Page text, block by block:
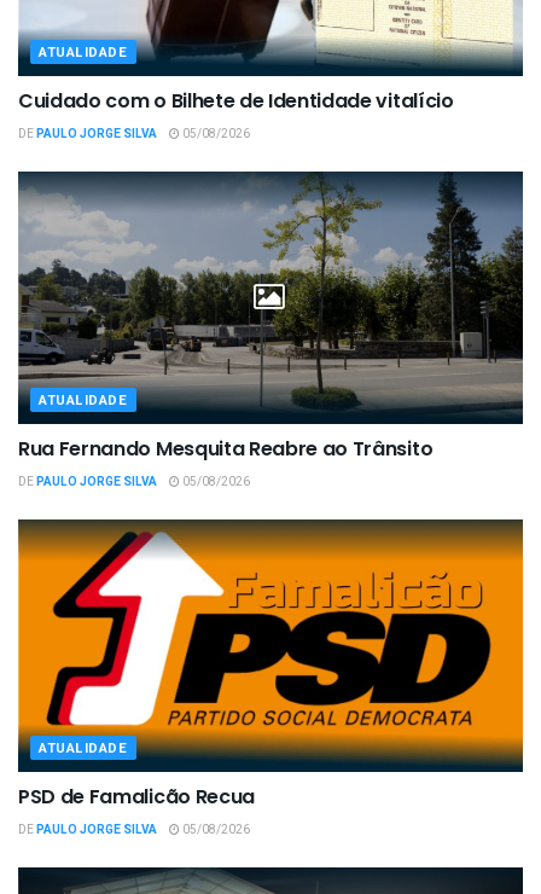
ATUALIDADE
Cuidado com o Bilhete de Identidade vitalício
DEPAULO JORGE SILVA 05/08/2026
ATUALIDADE
Rua Fernando Mesquita Reabre ao Trânsito
DEPAULO JORGE SILVA 05/08/2026
ATUALIDADE
PSD de Famalicão Recua
DEPAULO JORGE SILVA 05/08/2026